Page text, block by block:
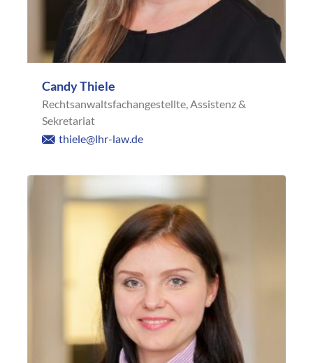
Candy Thiele
Rechtsanwaltsfachangestellte, Assistenz &
Sekretariat
thiele@lhr-law.de